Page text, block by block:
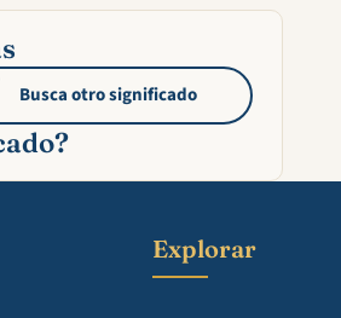
Busca otro significado
Explorar